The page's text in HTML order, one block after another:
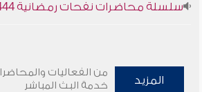
سلسلة محاضرات نفحات رمضانية 1444هـ
المزيد
من الفعاليات
خدمة البث المباشر